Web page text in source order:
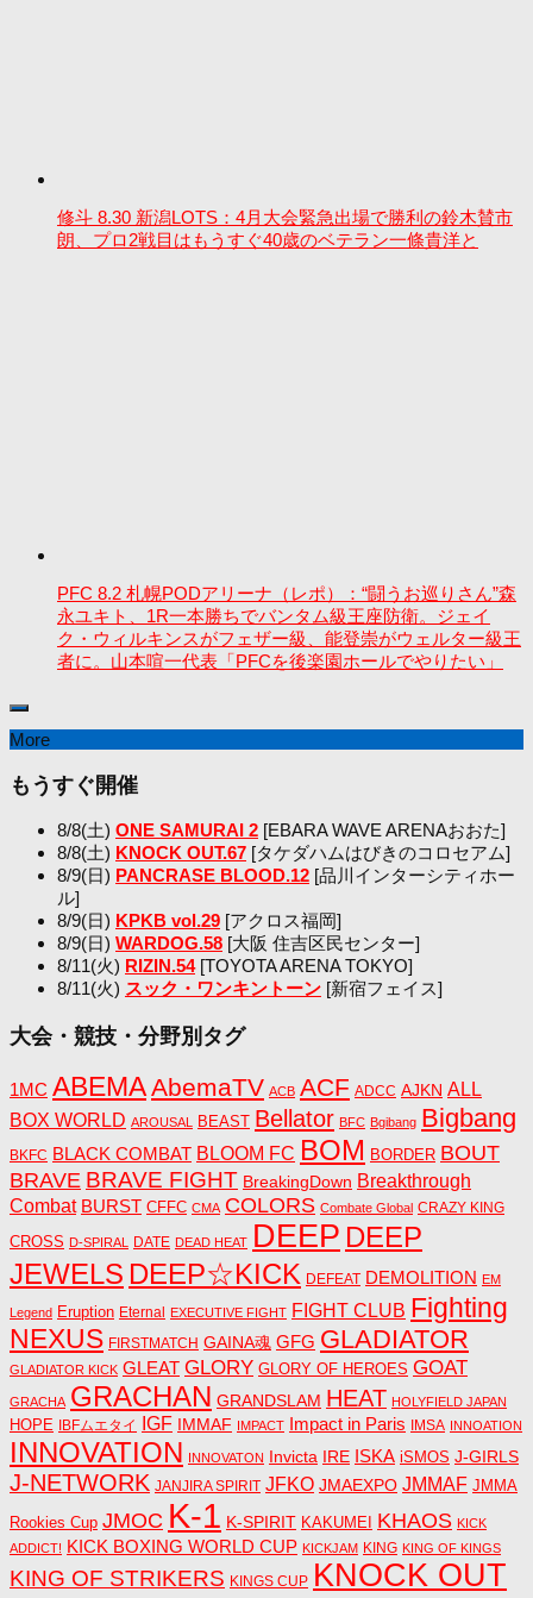
修斗 8.30 新潟LOTS：4月大会緊急出場で勝利の鈴木賛市
朗、プロ2戦目はもうすぐ40歳のベテラン一條貴洋と
PFC 8.2 札幌PODアリーナ（レポ）：“闘うお巡りさん”森
永ユキト、1R一本勝ちでバンタム級王座防衛。ジェイ
ク・ウィルキンスがフェザー級、能登崇がウェルター級王
者に。山本喧一代表「PFCを後楽園ホールでやりたい」
More
もうすぐ開催
8/8(土) ONE SAMURAI 2 [EBARA WAVE ARENAおおた]
8/8(土) KNOCK OUT.67 [タケダハムはびきのコロセアム]
8/9(日) PANCRASE BLOOD.12 [品川インターシティホー
ル]
8/9(日) KPKB vol.29 [アクロス福岡]
8/9(日) WARDOG.58 [大阪 住吉区民センター]
8/11(火) RIZIN.54[TOYOTA ARENA TOKYO]
8/11(火) スック・ワンキントーン [新宿フェイス]
大会・競技・分野別タグ
1MC ABEMAAbemaTV ACB ACF ADCC AJKN ALL
BOX WORLD AROUSAL BEAST Bellator BFC Bgibang Bigbang
BKFC BLACK COMBAT BLOOM FC BOM BORDER BOUT
BRAVE BRAVE FIGHT BreakingDown Breakthrough
Combat BURST CFFC CMA COLORS Combate Global CRAZY KING
CROSS D-SPIRAL DATE DEAD HEAT DEEP DEEP
JEWELS DEEP☆KICK DEFEAT DEMOLITION EM
Legend Eruption Eternal EXECUTIVE FIGHT FIGHT CLUB Fighting
NEXUS FIRSTMATCH GAINA魂 GFG GLADIATOR
GLADIATOR KICK GLEAT GLORY GLORY OF HEROES GOAT
GRACHA GRACHAN GRANDSLAM HEAT HOLYFIELD JAPAN
HOPE IBFムエタイ IGF IMMAF IMPACT Impact in Paris IMSA INNOATION
INNOVATION INNOVATON Invicta IRE ISKA iSMOS J-GIRLS
J-NETWORK JANJIRA SPIRIT JFKO JMAEXPO JMMAF JMMA
Rookies Cup JMOC K-1 K-SPIRIT KAKUMEI KHAOS KICK
ADDICT! KICK BOXING WORLD CUP KICKJAM KING KING OF KINGS
KING OF STRIKERS KINGS CUP KNOCK OUT